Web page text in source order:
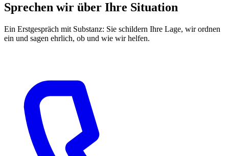
Sprechen wir über Ihre Situation
Ein Erstgespräch mit Substanz: Sie schildern Ihre Lage, wir ordnen
ein und sagen ehrlich, ob und wie wir helfen.